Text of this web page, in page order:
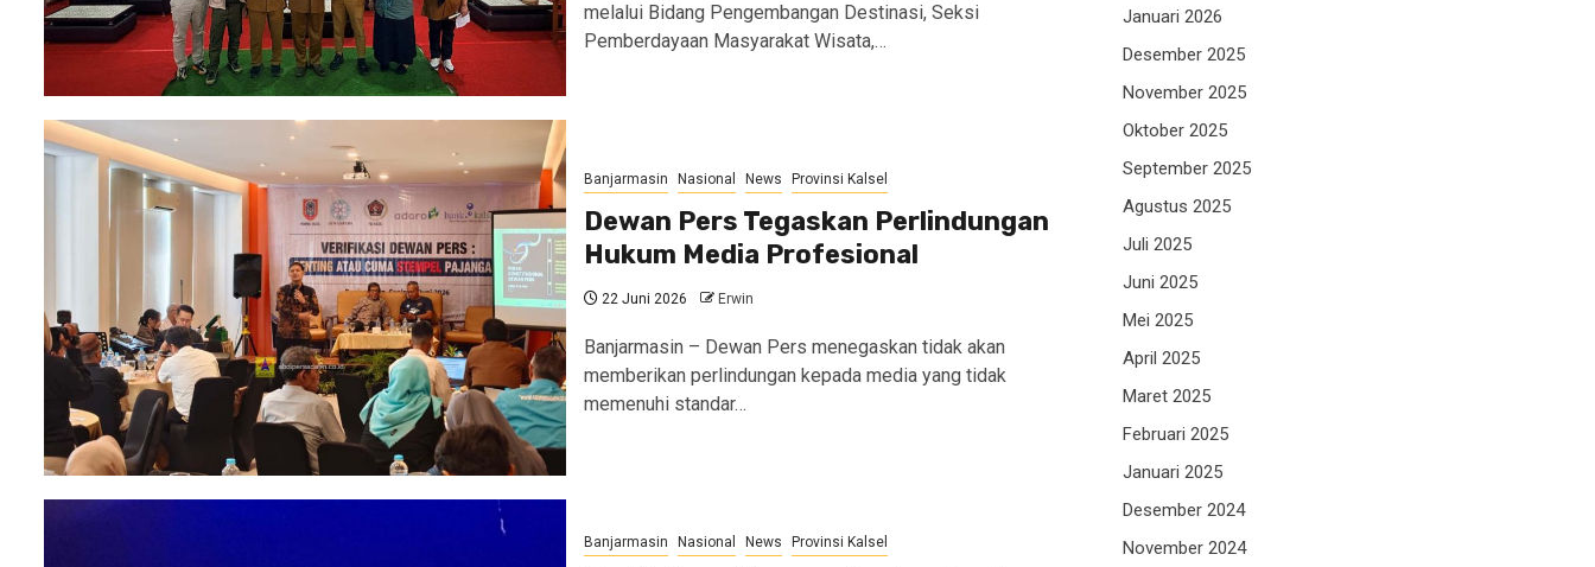
melalui Bidang Pengembangan Destinasi, Seksi
Pemberdayaan Masyarakat Wisata,…
Banjarmasin Nasional News Provinsi Kalsel
Dewan Pers Tegaskan Perlindungan
Hukum Media Profesional
22 Juni 2026 Erwin
Banjarmasin – Dewan Pers menegaskan tidak akan
memberikan perlindungan kepada media yang tidak
memenuhi standar…
Banjarmasin Nasional News Provinsi Kalsel
Januari 2026
Desember 2025
November 2025
Oktober 2025
September 2025
Agustus 2025
Juli 2025
Juni 2025
Mei 2025
April 2025
Maret 2025
Februari 2025
Januari 2025
Desember 2024
November 2024